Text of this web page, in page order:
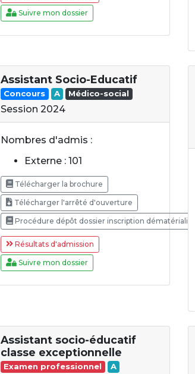
Suivre mon dossier
Assistant Socio-Educatif
Concours A Médico-social
Session 2024
Nombres d'admis :
Externe : 101
Télécharger la brochure
Télécharger l'arrêté d'ouverture
Procédure dépôt dossier inscription dématérialisé
Résultats d'admission
Suivre mon dossier
Assistant socio-éducatif
classe exceptionnelle
Examen professionnel
A